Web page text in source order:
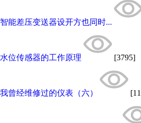
智能差压变送器设开方也同时...
水位传感器的工作原理 [3795]
我曾经维修过的仪表（六）